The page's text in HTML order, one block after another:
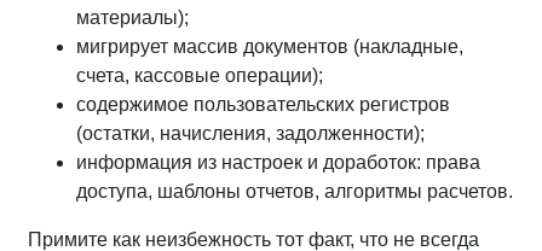
материалы);
мигрирует массив документов (накладные,
счета, кассовые операции);
содержимое пользовательских регистров
(остатки, начисления, задолженности);
информация из настроек и доработок: права
доступа, шаблоны отчетов, алгоритмы расчетов.
Примите как неизбежность тот факт, что не всегда